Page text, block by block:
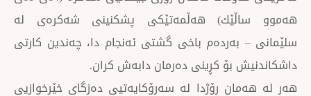
هەڵمەتێكی پشكنینی شەكرەی لە
باخی گشتی ئەنجام دا، چەندین کارتی
بۆ کڕینی دەرمان دابەش كران.
رۆژدا لە سەرۆكایەتیی دەزگای خێرخوازیی